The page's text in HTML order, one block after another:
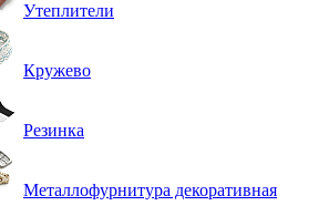
Утеплители
Кружево
Резинка
Металлофурнитура декоративная